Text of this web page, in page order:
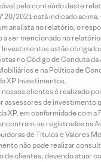
pelo conteúdo deste
20/2021 está indicado
analista no relatório, o
ser mencionado no relatório.
Investimentos estão
no Código de Conduta da
e na Política de
XP Investimentos.
clientes é realizado
assessores de investimento
XP, em conformidade com a
se registrados na
de Títulos e Valores
não pode realizar
de clientes, devendo atuar